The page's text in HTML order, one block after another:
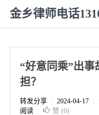
金乡律师电话
“好意同乘”出
担？
转发分享 2024-04-17
阅读
赞 (0)